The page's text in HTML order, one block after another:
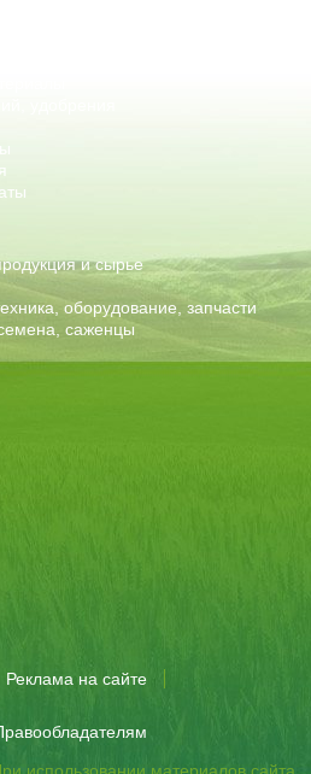
и сырье
оборудование, запчасти
саженцы
Реклама на сайте